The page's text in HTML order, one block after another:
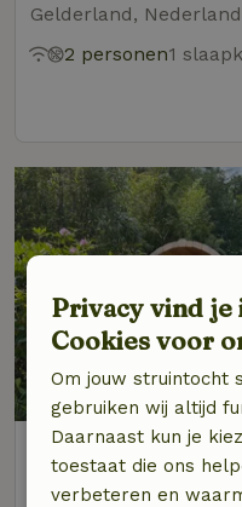
Gelderland, Nederland
2 personen1
Natuurhuisje in
Gelderland, Nederland
Privacy vind je
Cookies voor
Om jouw struintocht
gebruiken wij altijd
Daarnaast kun je
toestaat die ons
verbeteren en